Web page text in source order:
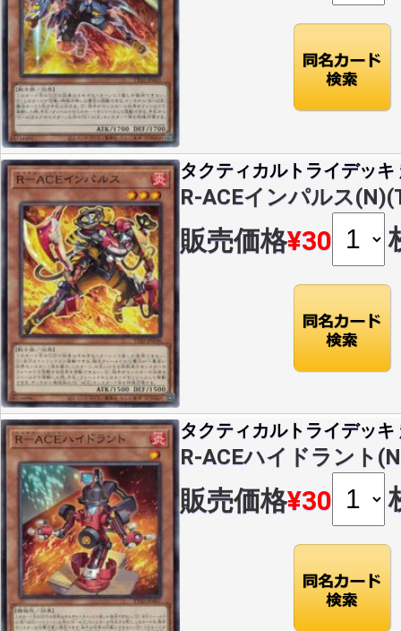
タクティカルトライデッキ
R-ACEインパルス
販売価格¥30
タクティカルトライデッキ
R-ACEハイドラント
販売価格¥30